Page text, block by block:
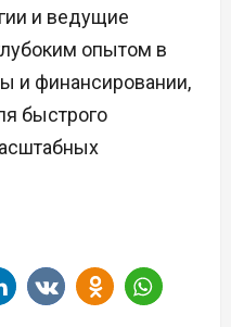
и ведущие
опытом в
и финансировании,
быстрого